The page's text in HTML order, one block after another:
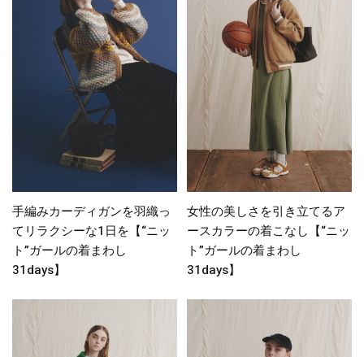
手編みカーディガンを羽織っ
てリラクシーな1日を【“ニッ
ト”ガールの着まわし
31days】
女性の美しさを引き立てるア
ースカラーの着こなし【“ニッ
ト”ガールの着まわし
31days】